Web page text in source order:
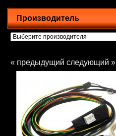
Производитель
« предыдущий следующий »